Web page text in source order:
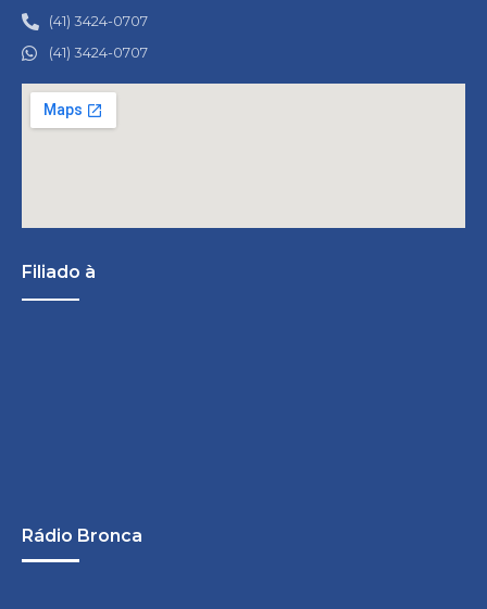
(41) 3424-0707
(41) 3424-0707
Filiado à
Rádio Bronca